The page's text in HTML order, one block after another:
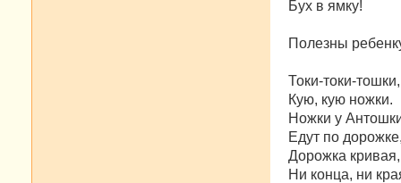
Бух в ямку!
Полезны
Токи-токи-тошки,
Кую, кую ножки.
Ножки у
Едут по
Дорожка кривая,
Ни конца, ни